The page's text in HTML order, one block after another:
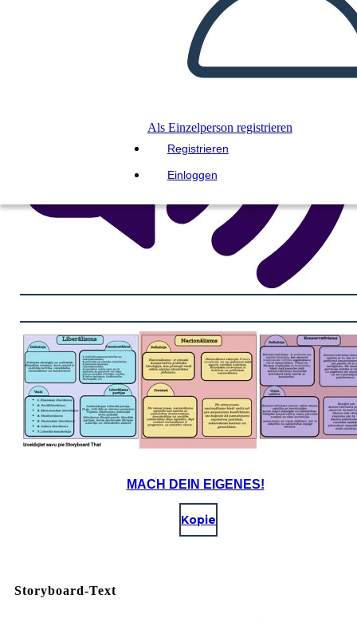
Als Einzelperson registrieren
Registrieren
Einloggen
MACH DEIN EIGENES!
Kopie
Storyboard-Text